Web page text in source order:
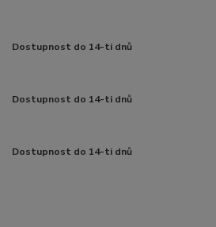
Dostupnost do 14-ti dnů
Dostupnost do 14-ti dnů
Dostupnost do 14-ti dnů